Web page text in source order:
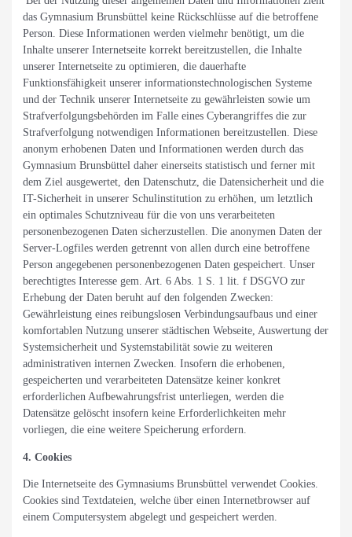
das Gymnasium Brunsbüttel keine Rückschlüsse auf die betroffene
Person. Diese Informationen werden vielmehr benötigt, um die
Inhalte unserer Internetseite korrekt bereitzustellen, die Inhalte
unserer Internetseite zu optimieren, die dauerhafte
Funktionsfähigkeit unserer informationstechnologischen Systeme
und der Technik unserer Internetseite zu gewährleisten sowie um
Strafverfolgungsbehörden im Falle eines Cyberangriffes die zur
Strafverfolgung notwendigen Informationen bereitzustellen. Diese
anonym erhobenen Daten und Informationen werden durch das
Gymnasium Brunsbüttel daher einerseits statistisch und ferner mit
dem Ziel ausgewertet, den Datenschutz, die Datensicherheit und die
IT-Sicherheit in unserer Schulinstitution zu erhöhen, um letztlich
ein optimales Schutzniveau für die von uns verarbeiteten
personenbezogenen Daten sicherzustellen. Die anonymen Daten der
Server-Logfiles werden getrennt von allen durch eine betroffene
Person angegebenen personenbezogenen Daten gespeichert. Unser
berechtigtes Interesse gem. Art. 6 Abs. 1 S. 1 lit. f DSGVO zur
Erhebung der Daten beruht auf den folgenden Zwecken:
Gewährleistung eines reibungslosen Verbindungsaufbaus und einer
komfortablen Nutzung unserer städtischen Webseite, Auswertung der
Systemsicherheit und Systemstabilität sowie zu weiteren
administrativen internen Zwecken. Insofern die erhobenen,
gespeicherten und verarbeiteten Datensätze keiner konkret
erforderlichen Aufbewahrungsfrist unterliegen, werden die
Datensätze gelöscht insofern keine Erforderlichkeiten mehr
vorliegen, die eine weitere Speicherung erfordern.
4. Cookies
Die Internetseite des Gymnasiums Brunsbüttel verwendet Cookies.
Cookies sind Textdateien, welche über einen Internetbrowser auf
einem Computersystem abgelegt und gespeichert werden.